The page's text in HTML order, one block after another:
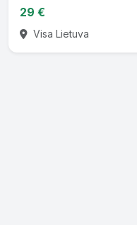
29 €
Visa Lietuva